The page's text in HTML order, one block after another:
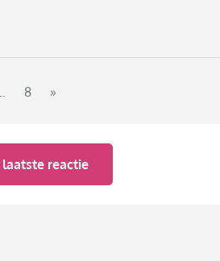
was gegooid worden waarvan ik weet
was voor 5 mensen natuurlijk.
aan het doen is voor die grote
Heb je bijvoorbeeld
niet met een sok en een
schoon hadden?
.. 8 »
laatste reactie